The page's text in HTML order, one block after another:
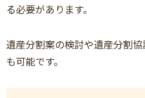
る必要があります。
遺産分割案の検討や遺産分割
も可能です。